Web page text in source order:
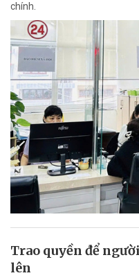
chính.
Trao quyền để
lên